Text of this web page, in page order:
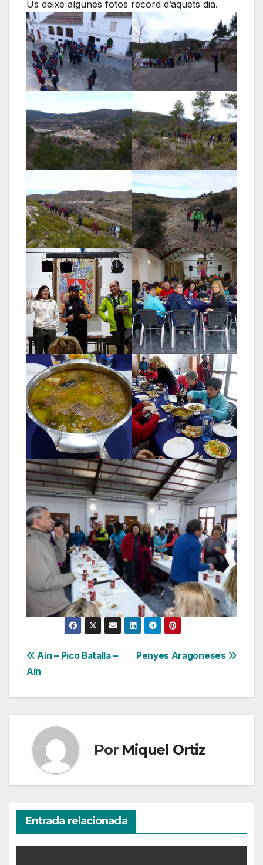
Us deixe algunes fotos record d’aquets dia.
Navegación
Penyes Aragoneses
Aín – Pico Batalla –
Aín
Por Miquel Ortiz
Entrada relacionada